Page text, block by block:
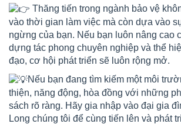
Thăng tiến trong ngành bảo vệ
vào thời gian làm việc mà còn dựa vào
ngừng của bạn. Nếu bạn luôn nâng cao
dựng tác phong chuyên nghiệp và thể
đạo, cơ hội phát triển sẽ luôn rộng mở.
Nếu bạn đang tìm kiếm một môi
thiện, năng động, hòa đồng với những
sách rõ ràng. Hãy gia nhập vào đại gia
Long chúng tôi để cùng tiến lên và phát